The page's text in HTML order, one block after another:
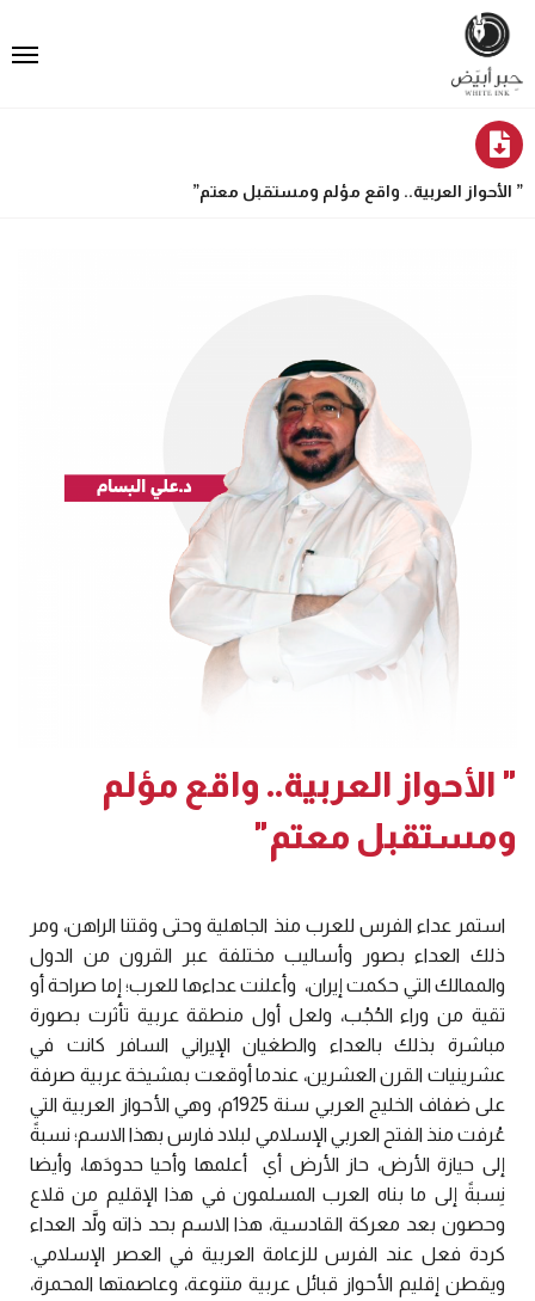
” الأحواز العربية.. واقع مؤلم ومستقبل معتم”
" الأحواز العربية.. واقع مؤلم
ومستقبل معتم"
استمر عداء الفرس للعرب منذ الجاهلية وحتى وقتنا الراهن، ومر
ذلك العداء بصور وأساليب مختلفة عبر القرون من الدول
والممالك التي حكمت إيران، وأعلنت عداءها للعرب؛ إما صراحة أو
تقية من وراء الحُجُب، ولعل أول منطقة عربية تأثرت بصورة
مباشرة بذلك بالعداء والطغيان الإيراني السافر كانت في
عشرينيات القرن العشرين، عندما أوقعت بمشيخة عربية صرفة
على ضفاف الخليج العربي سنة 1925م، وهي الأحواز العربية التي
عُرفت منذ الفتح العربي الإسلامي لبلاد فارس بهذا الاسم؛ نسبةً
إلى حيازة الأرض، حاز الأرض أي أعلمها وأحيا حدودَها، وأيضا
نِسبةً إلى ما بناه العرب المسلمون في هذا الإقليم من قلاع
وحصون بعد معركة القادسية، هذا الاسم بحد ذاته ولَّد العداء
كردة فعل عند الفرس للزعامة العربية في العصر الإسلامي.
ويقطن إقليم الأحواز قبائل عربية متنوعة، وعاصمتها المحمرة،